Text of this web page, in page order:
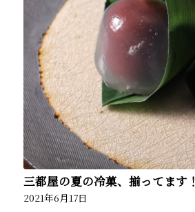
三都屋の夏の冷菓、揃ってます！
2021年6月17日